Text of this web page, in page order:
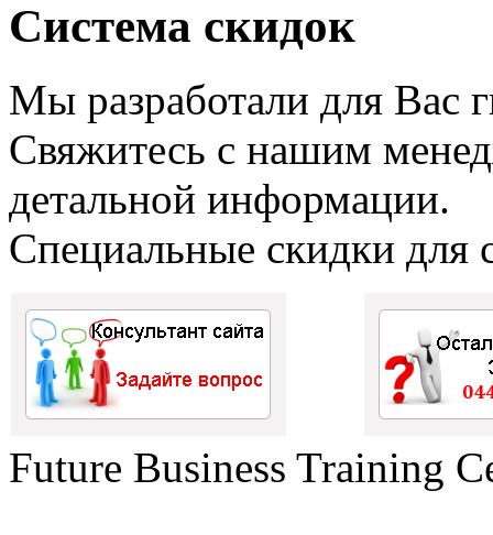
Система скидок
Мы разработали для Вас
Свяжитесь с нашим
детальной информации.
Специальные скидки для
Future Business Training